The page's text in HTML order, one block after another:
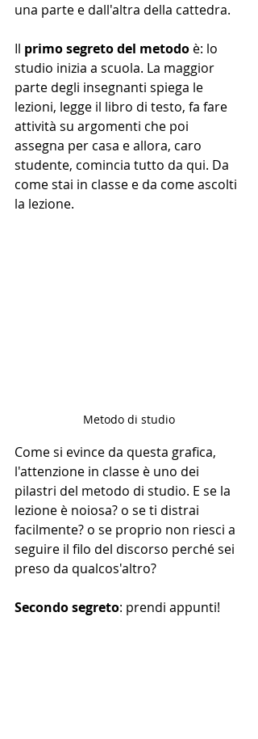
una parte e dall'altra della cattedra.
Il primo segreto del metodo è: lo
studio inizia a scuola. La maggior
parte degli insegnanti spiega le
lezioni, legge il libro di testo, fa fare
attività su argomenti che poi
assegna per casa e allora, caro
studente, comincia tutto da qui. Da
come stai in classe e da come ascolti
la lezione.
Metodo di studio
Come si evince da questa grafica,
l'attenzione in classe è uno dei
pilastri del metodo di studio. E se la
lezione è noiosa? o se ti distrai
facilmente? o se proprio non riesci a
seguire il filo del discorso perché sei
preso da qualcos'altro?
Secondo segreto: prendi appunti!